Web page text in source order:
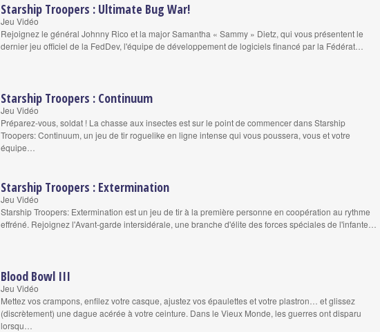
Starship Troopers : Ultimate Bug War!
Jeu Vidéo
Rejoignez le général Johnny Rico et la major Samantha « Sammy » Dietz, qui vous présentent le
dernier jeu officiel de la FedDev, l'équipe de développement de logiciels financé par la Fédérat…
Starship Troopers : Continuum
Jeu Vidéo
Préparez-vous, soldat ! La chasse aux insectes est sur le point de commencer dans Starship
Troopers: Continuum, un jeu de tir roguelike en ligne intense qui vous poussera, vous et votre
équipe…
Starship Troopers : Extermination
Jeu Vidéo
Starship Troopers: Extermination est un jeu de tir à la première personne en coopération au rythme
effréné. Rejoignez l'Avant-garde intersidérale, une branche d'élite des forces spéciales de l'infante…
Blood Bowl III
Jeu Vidéo
Mettez vos crampons, enfilez votre casque, ajustez vos épaulettes et votre plastron… et glissez
(discrètement) une dague acérée à votre ceinture. Dans le Vieux Monde, les guerres ont disparu
lorsqu…